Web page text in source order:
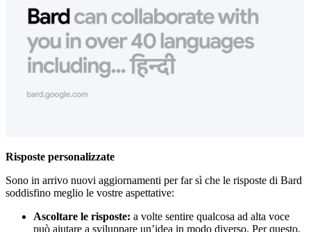
Risposte personalizzate
Sono in arrivo nuovi aggiornamenti per far sì che le risposte di Bard
soddisfino meglio le vostre aspettative:
Ascoltare le risposte: a volte sentire qualcosa ad alta voce
può aiutare a sviluppare un’idea in modo diverso. Per questo,